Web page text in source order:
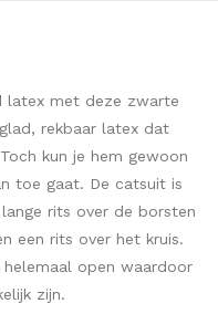
latex met deze zwarte
rekbaar latex dat
kun je hem gewoon
toe gaat. De catsuit is
rits over de borsten
een rits over het kruis.
open waardoor
zijn.